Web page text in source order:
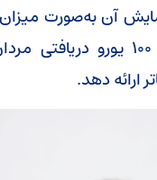
آن به‌صورت میزان
در ازای هر ۱۰۰ یورو
ارائه دهد.